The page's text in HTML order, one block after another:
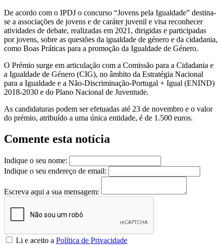
De acordo com o IPDJ o concurso “Jovens pela Igualdade” destina-
se a associações de jovens e de caráter juvenil e visa reconhecer
atividades de debate, realizadas em 2021, dirigidas e participadas
por jovens, sobre as questões da igualdade de género e da cidadania,
como Boas Práticas para a promoção da Igualdade de Género.
O Prémio surge em articulação com a Comissão para a Cidadania e
a Igualdade de Género (CIG), no âmbito da Estratégia Nacional
para a Igualdade e a Não-Discriminação-Portugal + Igual (ENIND)
2018-2030 e do Plano Nacional de Juventude.
As candidaturas podem ser efetuadas até 23 de novembro e o valor
do prémio, atribuído a uma única entidade, é de 1.500 euros.
Comente esta notícia
Indique o seu nome:
Indique o seu endereço de email:
Escreva aqui a sua mensagem:
Li e aceito a Política de Privacidade